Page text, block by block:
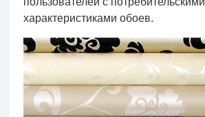
характеристиками обоев.